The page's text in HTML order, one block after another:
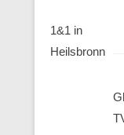
1&1 in
Heilsbronn